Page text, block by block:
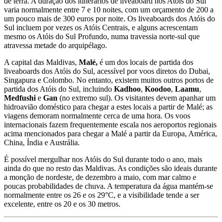
varia normalmente entre 7 e 10 noites, com um orçamento de 200 a
um pouco mais de 300 euros por noite. Os liveaboards dos Atóis do
Sul incluem por vezes os Atóis Centrais, e alguns acrescentam
mesmo os Atóis do Sul Profundo, numa travessia norte-sul que
atravessa metade do arquipélago.
A capital das Maldivas, Malé, é um dos locais de partida dos
liveaboards dos Atóis do Sul, acessível por voos diretos do Dubai,
Singapura e Colombo. No entanto, existem muitos outros portos de
partida dos Atóis do Sul, incluindo Kadhoo, Koodoo, Laamu,
Medfushi e Gan (no extremo sul). Os visitantes devem apanhar um
hidroavião doméstico para chegar a estes locais a partir de Malé; as
viagens demoram normalmente cerca de uma hora. Os voos
internacionais fazem frequentemente escala nos aeroportos regionais
acima mencionados para chegar a Malé a partir da Europa, América,
China, Índia e Austrália.
É possível mergulhar nos Atóis do Sul durante todo o ano, mais
ainda do que no resto das Maldivas. As condições são ideais durante
a monção de nordeste, de dezembro a maio, com mar calmo e
poucas probabilidades de chuva. A temperatura da água mantém-se
normalmente entre os 26 e os 29°C, e a visibilidade tende a ser
excelente, entre os 20 e os 30 metros.